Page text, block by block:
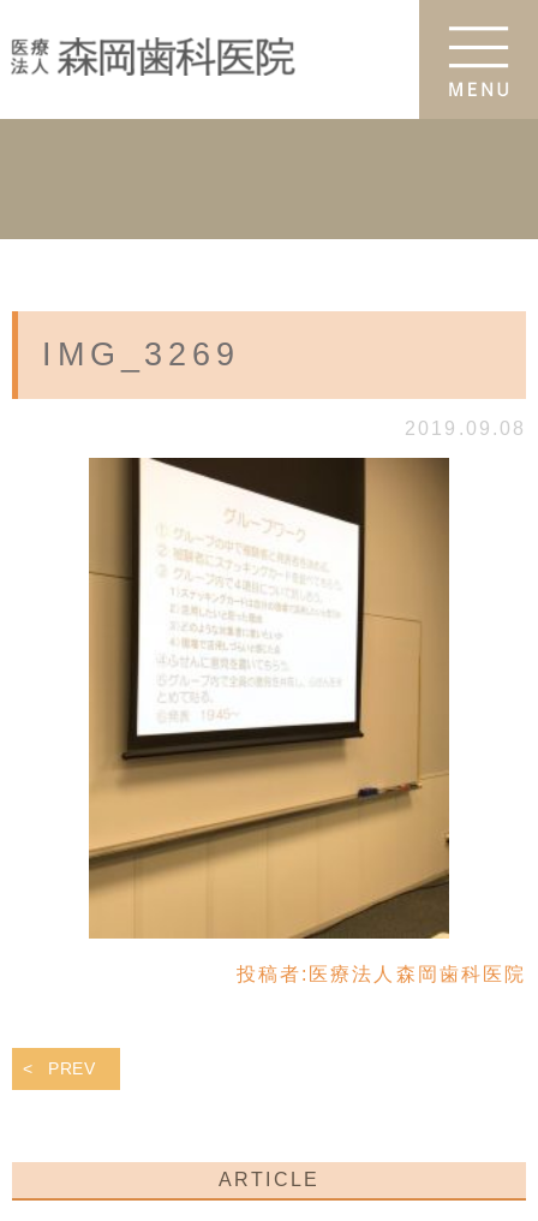
IMG_3269
2019.09.08
投稿者: 医療法人森岡歯科医院
PREV
ARTICLE